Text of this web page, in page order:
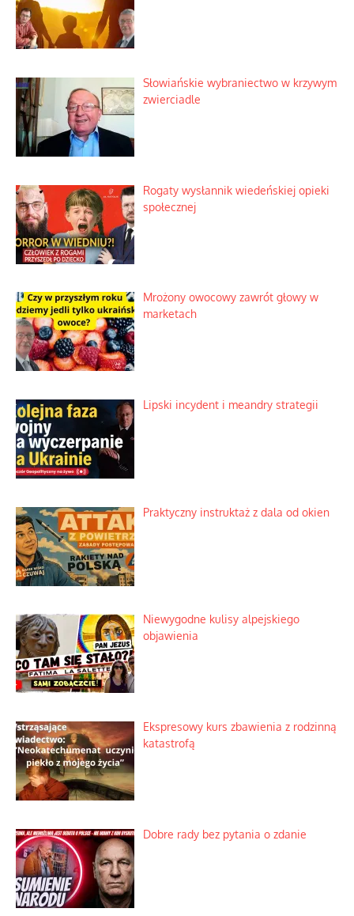
Słowiańskie wybraniectwo w krzywym
zwierciadle
Rogaty wysłannik wiedeńskiej opieki
społecznej
Mrożony owocowy zawrót głowy w
marketach
Lipski incydent i meandry strategii
Praktyczny instruktaż z dala od okien
Niewygodne kulisy alpejskiego
objawienia
Ekspresowy kurs zbawienia z rodzinną
katastrofą
Dobre rady bez pytania o zdanie